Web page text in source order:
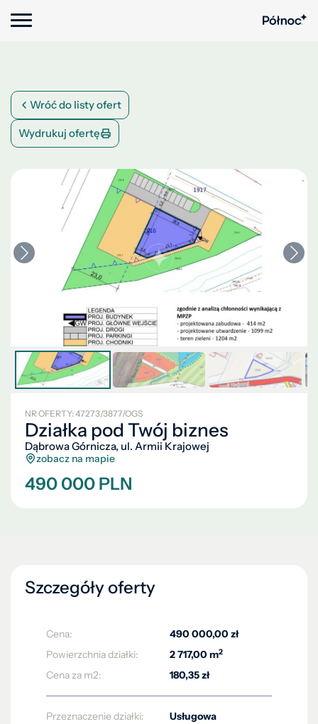
Wróć do listy ofert
Wydrukuj ofertę
NR OFERTY: 47273/3877/OGS
Działka pod Twój biznes
Dąbrowa Górnicza, ul. Armii Krajowej
zobacz na mapie
490 000 PLN
Szczegóły oferty
Cena:
490 000,00 zł
Powierzchnia działki:
2 717,00 m2
Cena za m2: 180,35 zł
Przeznaczenie działki: Usługowa